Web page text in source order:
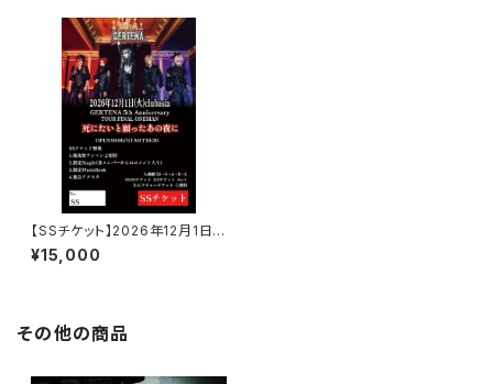
【SSチケット】2026年12月1日 5
周年ワンマンSSチケット
¥15,000
その他の商品